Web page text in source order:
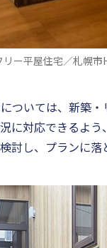
ー平屋住宅／札幌市
ついては、新築
に対応できるよ
討し、プランに落